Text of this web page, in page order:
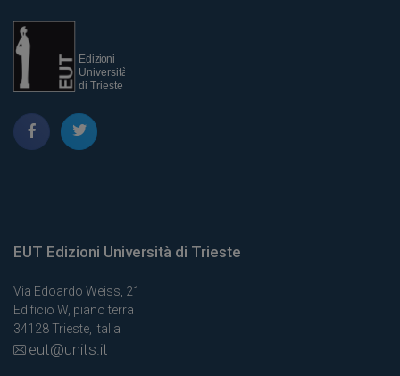
EUT Edizioni Università di Trieste
Via Edoardo Weiss, 21
Edificio W, piano terra
34128 Trieste, Italia
eut@units.it